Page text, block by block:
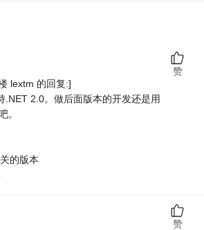
lextm 的回复:]
.NET 2.0。做后面版本的开发还是用
。
的版本
赞
赞